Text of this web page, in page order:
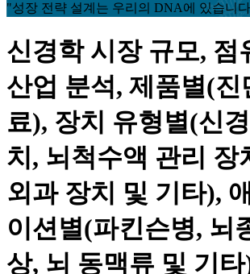
"성장 전략 설계는 우리의 DNA에 있습니
신경학 시장 규모, 점
산업 분석, 제품별(진
료), 장치 유형별(신
치, 뇌척수액 관리 장
외과 장치 및 기타),
이션별(파킨슨병, 뇌
상, 뇌 동맥류 및 기